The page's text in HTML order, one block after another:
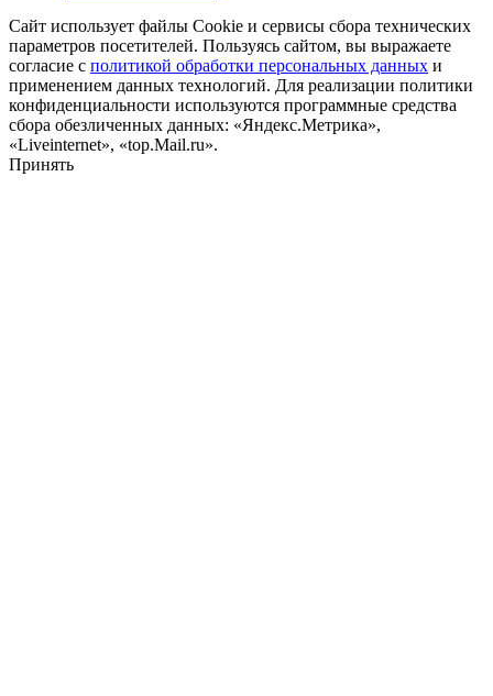
Сайт использует файлы Cookie и сервисы сбора технических
параметров посетителей. Пользуясь сайтом, вы выражаете
согласие с политикой обработки персональных данных и
применением данных технологий. Для реализации политики
конфиденциальности используются программные средства
сбора обезличенных данных: «Яндекс.Метрика»,
«Liveinternet», «top.Mail.ru».
Принять